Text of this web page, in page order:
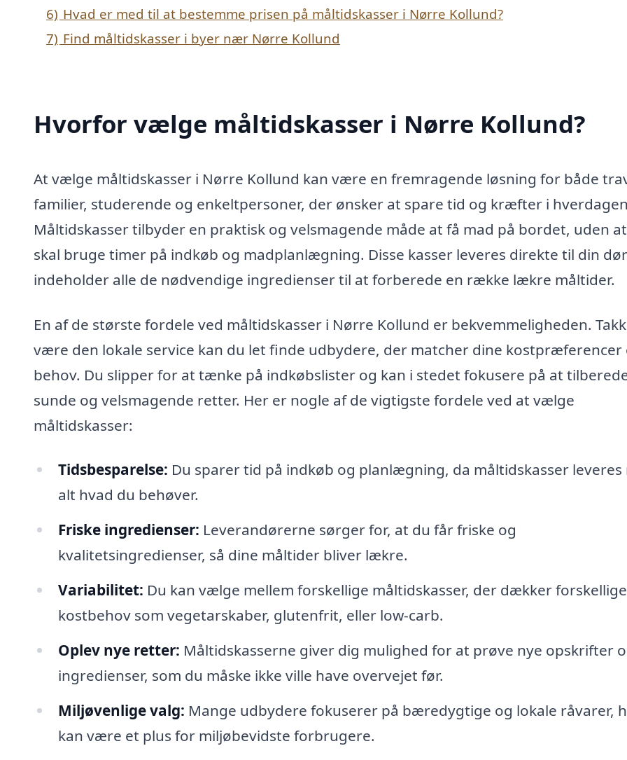
6) Hvad er med til at bestemme prisen på måltidskasser i Nørre Kollund?
7) Find måltidskasser i byer nær Nørre Kollund
Hvorfor vælge måltidskasser i Nørre Kollund?
At vælge måltidskasser i Nørre Kollund kan være en fremragende løsning for både
familier, studerende og enkeltpersoner, der ønsker at spare tid og kræfter i
Måltidskasser tilbyder en praktisk og velsmagende måde at få mad på bordet, uden
skal bruge timer på indkøb og madplanlægning. Disse kasser leveres direkte til din
indeholder alle de nødvendige ingredienser til at forberede en række lækre måltider.
En af de største fordele ved måltidskasser i Nørre Kollund er bekvemmeligheden.
være den lokale service kan du let finde udbydere, der matcher dine kostpræferencer
behov. Du slipper for at tænke på indkøbslister og kan i stedet fokusere på at
sunde og velsmagende retter. Her er nogle af de vigtigste fordele ved at vælge
måltidskasser:
Tidsbesparelse: Du sparer tid på indkøb og planlægning, da måltidskasser leveres
alt hvad du behøver.
Friske ingredienser: Leverandørerne sørger for, at du får friske og
kvalitetsingredienser, så dine måltider bliver lækre.
Variabilitet: Du kan vælge mellem forskellige måltidskasser, der dækker forskellige
kostbehov som vegetarskaber, glutenfrit, eller low-carb.
Oplev nye retter: Måltidskasserne giver dig mulighed for at prøve nye opskrifter
ingredienser, som du måske ikke ville have overvejet før.
Miljøvenlige valg: Mange udbydere fokuserer på bæredygtige og lokale råvarer,
kan være et plus for miljøbevidste forbrugere.